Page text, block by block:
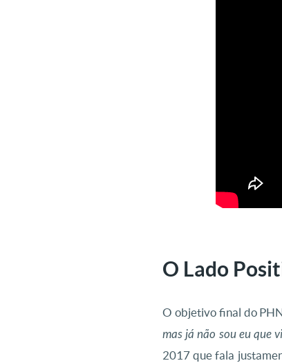
O Lado
O objetivo final do
mas já não sou eu que
2017 que fala